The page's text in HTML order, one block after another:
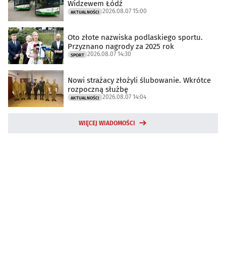
Widzewem Łódź
AKTUALNOŚCI 2026.08.07 15:00
Oto złote nazwiska podlaskiego sportu.
Przyznano nagrody za 2025 rok
SPORT 2026.08.07 14:30
Nowi strażacy złożyli ślubowanie. Wkrótce
rozpoczną służbę
AKTUALNOŚCI 2026.08.07 14:04
WIĘCEJ WIADOMOŚCI